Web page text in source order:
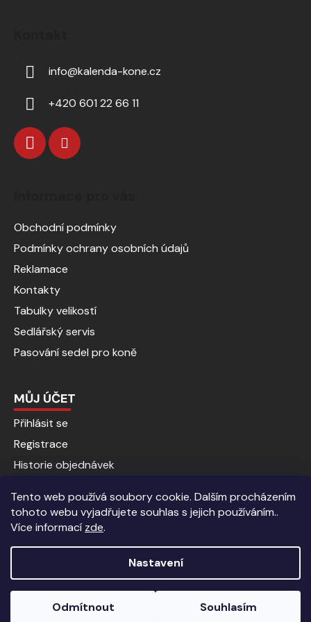
Tento web používá soubory cookie. Dalším procházením
tohoto webu vyjadřujete souhlas s jejich používáním..
Více informací zde.
Nastavení
Odmítnout Souhlasím
info@kalenda-kone.cz
+420 601 22 66 11
Obchodní podmínky
Podmínky ochrany osobních údajů
Reklamace
Kontakty
Tabulky velikostí
Sedlářský servis
Pasování sedel pro koně
MŮJ ÚČET
Přihlásit se
Registrace
Historie objednávek
Vytvořil Shoptet
Anque Media